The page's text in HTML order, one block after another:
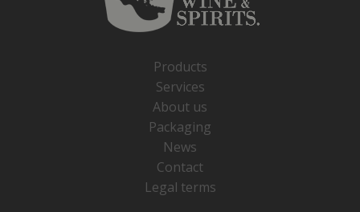
Products
Services
About us
Packaging
News
Contact
Legal terms